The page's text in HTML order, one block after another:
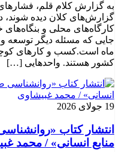
به گزارش کلام قلم،
گزارش‌های کلان دیده شوند،
کارگاه‌های محلی و بنگاه‌های
جایی که مسئله دیگر توسعه و
ماه است.کسب‌ و کارهای
کشور هستند. واحدهایی […]
19 جولای 2026
انتشار کتاب
منابع انسانی» / محمد